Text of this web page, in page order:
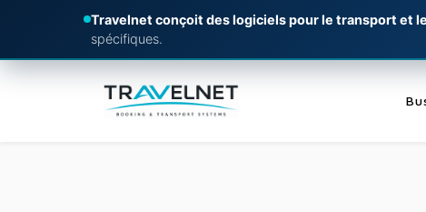
Travelnet conçoit des logiciels pour le transport et
spécifiques.